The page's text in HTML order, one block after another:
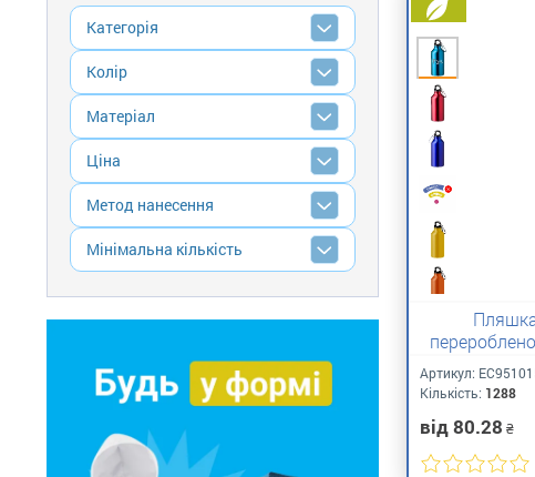
Категорія
Колір
Матеріал
Ціна
Метод нанесення
Мінімальна кількість
Артикул:
Кількість: 1288
від 80.28 ₴